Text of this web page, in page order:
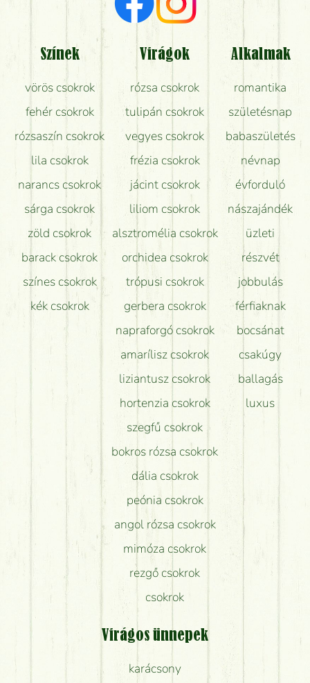
Milyen visszajelzést kapok a virágküldésről?
Tényleg azt kapom, ami a képen van?
Mit kell tudni a virágcsokrok szállításáról?
Hogy marad a lehető legtovább friss a csokor?
Tudok adventi koszorút vásárolni boltban?
Színek
vörös csokrok
fehér csokrok
rózsaszín csokrok
lila csokrok
narancs csokrok
sárga csokrok
zöld csokrok
barack csokrok
színes csokrok
kék csokrok
Virágok
rózsa csokrok
tulipán csokrok
vegyes csokrok
frézia csokrok
jácint csokrok
liliom csokrok
alsztromélia csokrok
orchidea csokrok
trópusi csokrok
gerbera csokrok
napraforgó csokrok
amarílisz csokrok
liziantusz csokrok
hortenzia csokrok
szegfű csokrok
bokros rózsa csokrok
dália csokrok
peónia csokrok
angol rózsa csokrok
mimóza csokrok
rezgő csokrok
csokrok
Alkalmak
romantika
születésnap
babaszületés
névnap
évforduló
nászajándék
üzleti
részvét
jobbulás
férfiaknak
bocsánat
csakúgy
ballagás
luxus
Virágos ünnepek
karácsony